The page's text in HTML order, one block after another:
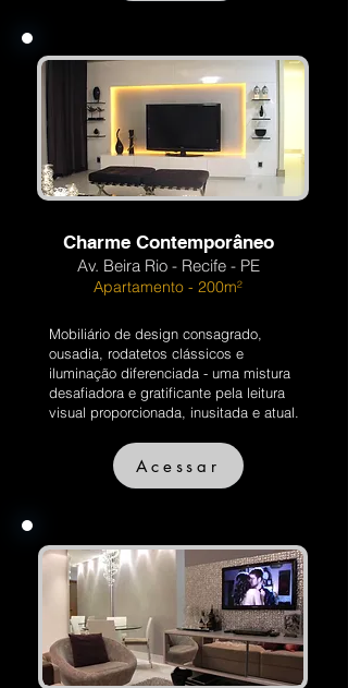
Charme Contemporâneo
Av. Beira Rio - Recife - PE
Apartamento - 200m²
Mobiliário de design consagrado,
ousadia, rodatetos clássicos e
iluminação diferenciada - uma mistura
desafiadora e gratificante pela leitura
visual proporcionada, inusitada e atual.
Acessar